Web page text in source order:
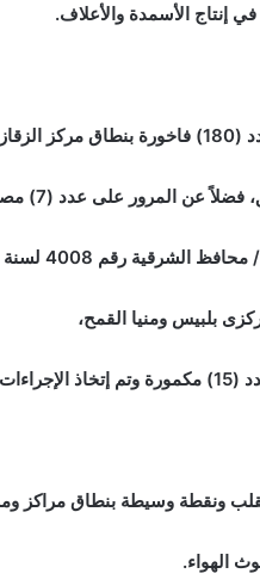
إنتاج الأسمدة والأعلاف.
،
رقم 4008 لسنة 2024.
الهواء.